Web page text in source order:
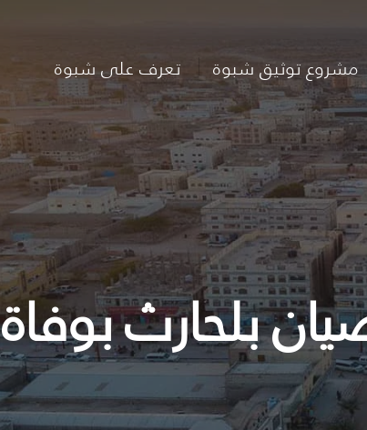
مشروع توثيق شبوة تعرف على شبوة
بلحارث